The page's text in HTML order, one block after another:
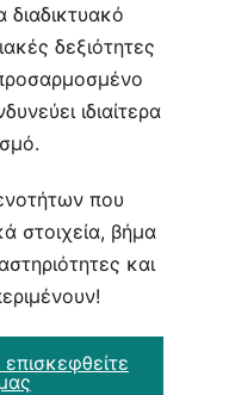
δεξιότητες
ιδιαίτερα
που
στοιχεία, βήμα
και